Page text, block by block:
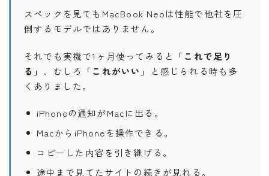
スペックを見てもMacBook Neoは性能で他社を圧
倒するモデルではありません。
それでも実機で1ヶ月使ってみると
「これで足り
る」 、むしろ 「これがいい」
と感じられる時も多
くありました。
iPhoneの通知がMacに出る。
MacからiPhoneを操作できる。
コピーした内容を引き継げる。
途中まで見てたサイトの続きが見れる。